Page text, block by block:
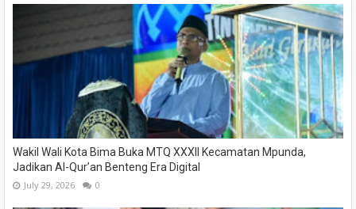
Wakil Wali Kota Bima Buka MTQ XXXII Kecamatan Mpunda,
Jadikan Al-Qur’an Benteng Era Digital
July 29, 2026 0